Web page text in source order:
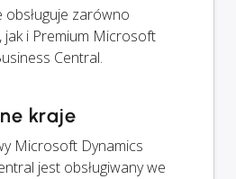
zarówno
jak i Premium Microsoft
Central.
kraje
Microsoft Dynamics
jest obsługiwany we